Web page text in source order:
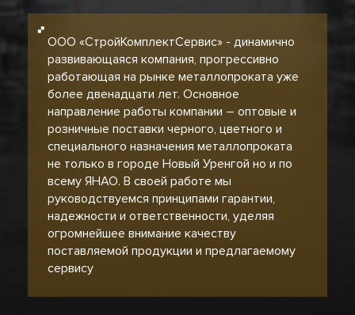
ООО «СтройКомплектСервис» - динамично
развивающаяся компания, прогрессивно
работающая на рынке металлопроката уже
более двенадцати лет. Основное
направление работы компании – оптовые и
розничные поставки черного, цветного и
специального назначения металлопроката
не только в городе Новый Уренгой но и по
всему ЯНАО. В своей работе мы
руководствуемся принципами гарантии,
надежности и ответственности, уделяя
огромнейшее внимание качеству
поставляемой продукции и предлагаемому
сервису